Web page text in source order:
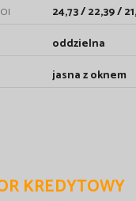
24,73 / 22,39 /
oddzielna
jasna z oknem
KREDYTOWY